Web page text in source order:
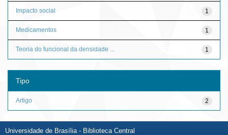
1
Impacto social
1
Medicamentos
1
Teoria do funcional da densidade ...
Tipo
2
Artigo
Universidade de Brasília - Biblioteca Central